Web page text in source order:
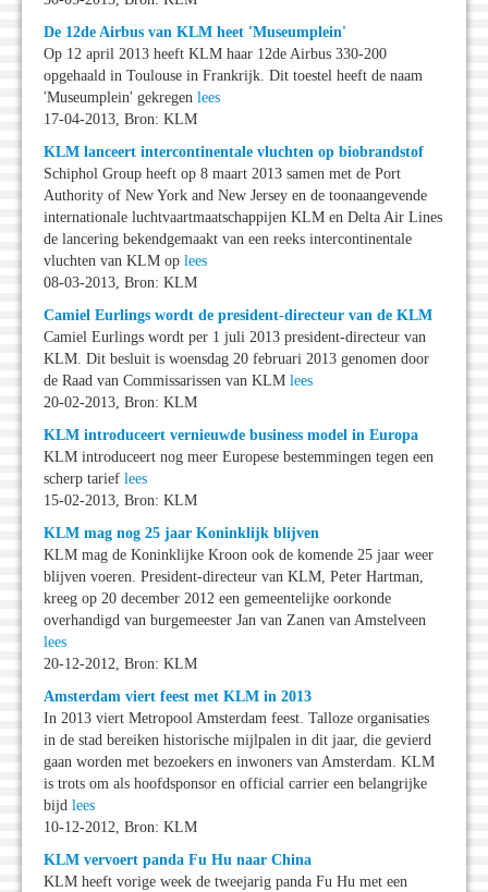
De 12de Airbus van KLM heet 'Museumplein'
Op 12 april 2013 heeft KLM haar 12de Airbus 330-200
opgehaald in Toulouse in Frankrijk. Dit toestel heeft de naam
'Museumplein' gekregen lees
17-04-2013, Bron: KLM
KLM lanceert intercontinentale vluchten op biobrandstof
Schiphol Group heeft op 8 maart 2013 samen met de Port
Authority of New York and New Jersey en de toonaangevende
internationale luchtvaartmaatschappijen KLM en Delta Air Lines
de lancering bekendgemaakt van een reeks intercontinentale
vluchten van KLM op lees
08-03-2013, Bron: KLM
Camiel Eurlings wordt de president-directeur van de KLM
Camiel Eurlings wordt per 1 juli 2013 president-directeur van
KLM. Dit besluit is woensdag 20 februari 2013 genomen door
de Raad van Commissarissen van KLM lees
20-02-2013, Bron: KLM
KLM introduceert vernieuwde business model in Europa
KLM introduceert nog meer Europese bestemmingen tegen een
scherp tarief lees
15-02-2013, Bron: KLM
KLM mag nog 25 jaar Koninklijk blijven
KLM mag de Koninklijke Kroon ook de komende 25 jaar weer
blijven voeren. President-directeur van KLM, Peter Hartman,
kreeg op 20 december 2012 een gemeentelijke oorkonde
overhandigd van burgemeester Jan van Zanen van Amstelveen
lees
20-12-2012, Bron: KLM
Amsterdam viert feest met KLM in 2013
In 2013 viert Metropool Amsterdam feest. Talloze organisaties
in de stad bereiken historische mijlpalen in dit jaar, die gevierd
gaan worden met bezoekers en inwoners van Amsterdam. KLM
is trots om als hoofdsponsor en official carrier een belangrijke
bijd lees
10-12-2012, Bron: KLM
KLM vervoert panda Fu Hu naar China
KLM heeft vorige week de tweejarig panda Fu Hu met een